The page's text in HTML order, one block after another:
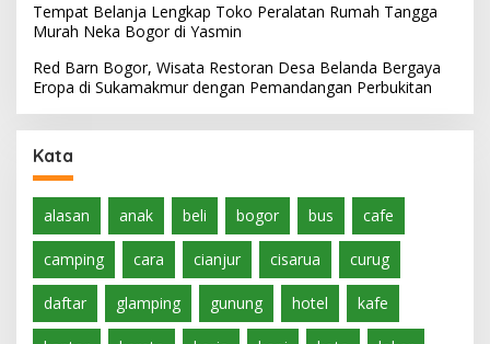
Tempat Belanja Lengkap Toko Peralatan Rumah Tangga
Murah Neka Bogor di Yasmin
Red Barn Bogor, Wisata Restoran Desa Belanda Bergaya
Eropa di Sukamakmur dengan Pemandangan Perbukitan
Kata
alasan anak beli bogor bus cafe
camping cara cianjur cisarua curug
daftar glamping gunung hotel kafe